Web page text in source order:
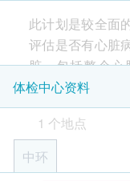
影像诊断检查 重
冠状动脉钙化
2 基本项目
心脏检查
总胆固醇
此计划是较全面
评估是否有心脏
脏，包括整个
况。
重点检查项目：
冠状动脉钙化
体检中心资料
1 个地点
中环